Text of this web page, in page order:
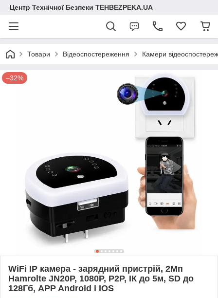
Центр Технічної Безпеки TEHBEZPEKA.UA
Товари Відеоспостереження Камери
–32%
WiFi IP камера - зарядний пристрій, 2Мп
Hamrolte JN20P, 1080P, P2P, ІК до 5м, SD до
128Гб, APP Android і IOS